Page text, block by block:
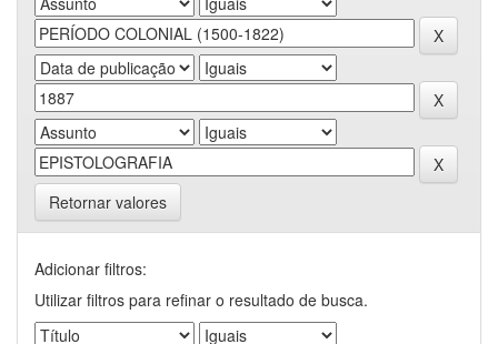
Retornar valores
Adicionar filtros:
Utilizar filtros para refinar o resultado de busca.